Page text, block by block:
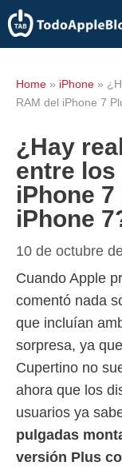
Saltar
al
Home » iPhone »
RAM del iPhone 7
¿Hay
entre los
iPhone 7
iPhone
10 de octubre
Cuando Apple
comentó nada
que incluían
sorpresa, ya
Cupertino no
ahora que los
usuarios ya
pulgadas
versión Plus